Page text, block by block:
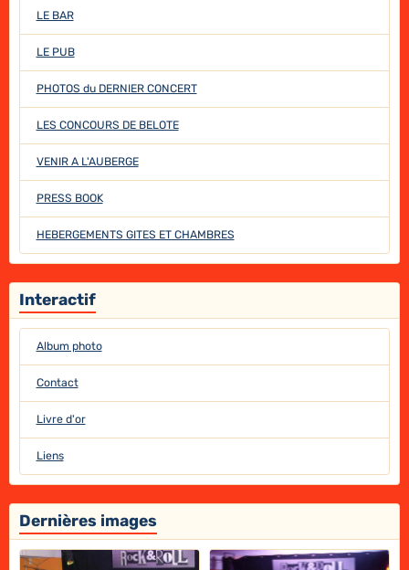
LE BAR
LE PUB
PHOTOS du DERNIER CONCERT
LES CONCOURS DE BELOTE
VENIR A L'AUBERGE
PRESS BOOK
HEBERGEMENTS GITES ET CHAMBRES
Interactif
Album photo
Contact
Livre d'or
Liens
Dernières images